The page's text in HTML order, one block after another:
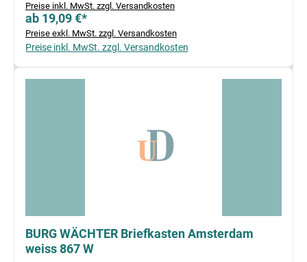
Preise inkl. MwSt. zzgl. Versandkosten
ab 19,09 €*
Preise exkl. MwSt. zzgl. Versandkosten
Preise inkl. MwSt. zzgl. Versandkosten
BURG WÄCHTER Briefkasten Amsterdam
weiss 867 W